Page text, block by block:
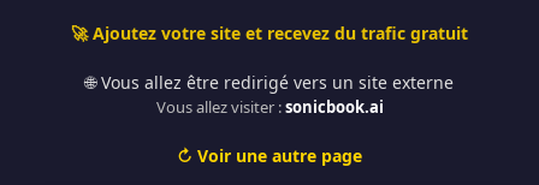
🚀 Ajoutez votre site et recevez du trafic gratuit
🌐 Vous allez être redirigé vers un site externe
Vous allez visiter :sonicbook.ai
↻ Voir une autre page